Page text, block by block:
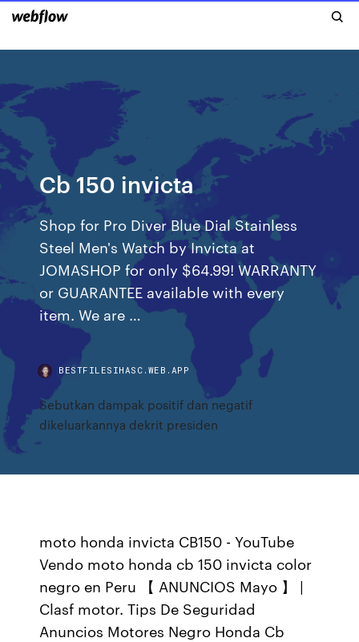
Cb 150 invicta
Shop for Pro Diver Blue Dial Stainless
Steel Men's Watch by Invicta at
JOMASHOP for only $64.99! WARRANTY
or GUARANTEE available with every
item. We are …
BESTFILESIHASC.WEB.APP
Sebutkan dampak positif dan negatif
dikeluarkannya dekrit presiden
moto honda invicta CB150 - YouTube
Vendo moto honda cb 150 invicta color
negro en Peru 【 ANUNCIOS Mayo 】 |
Clasf motor. Tips De Seguridad
Anuncios Motores Negro Honda Cb